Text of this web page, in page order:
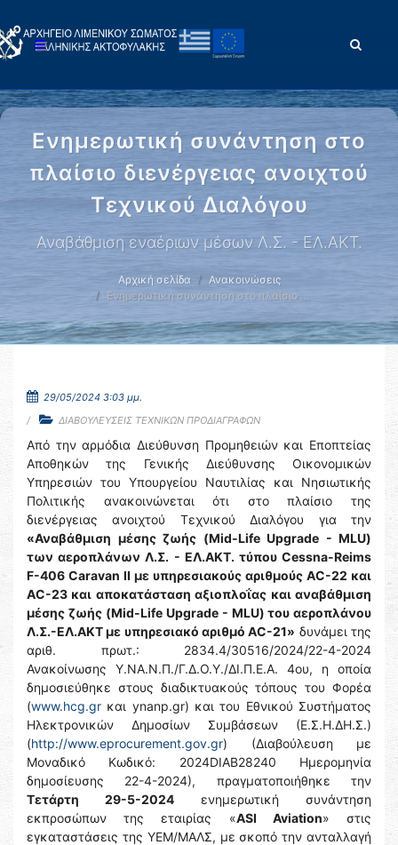
Ενημερωτική συνάντηση στο
πλαίσιο διενέργειας ανοιχτού
Τεχνικού Διαλόγου
Αναβάθμιση εναέριων μέσων Λ.Σ. - ΕΛ.ΑΚΤ.
Αρχική σελίδα
Ανακοινώσεις
Ενημερωτική συνάντηση στο πλαίσιο …
29/05/2024 3:03 μμ.
ΔΙΑΒΟΥΛΕΥΣΕΙΣ ΤΕΧΝΙΚΩΝ ΠΡΟΔΙΑΓΡΑΦΩΝ
Από την αρμόδια Διεύθυνση Προμηθειών και Εποπτείας
Αποθηκών της Γενικής Διεύθυνσης Οικονομικών
Υπηρεσιών του Υπουργείου Ναυτιλίας και Νησιωτικής
Πολιτικής ανακοινώνεται ότι στο πλαίσιο της
διενέργειας ανοιχτού Τεχνικού Διαλόγου για την
«Αναβάθμιση μέσης ζωής (Mid-Life Upgrade - MLU)
των αεροπλάνων Λ.Σ. - ΕΛ.ΑΚΤ. τύπου Cessna-Reims
F-406 Caravan II με υπηρεσιακούς αριθμούς AC-22 και
AC-23 και αποκατάσταση αξιοπλοΐας και αναβάθμιση
μέσης ζωής (Mid-Life Upgrade - MLU) του αεροπλάνου
Λ.Σ.-ΕΛ.ΑΚΤ με υπηρεσιακό αριθμό AC-21» δυνάμει της
αριθ. πρωτ.: 2834.4/30516/2024/22-4-2024
Ανακοίνωσης Υ.ΝΑ.Ν.Π./Γ.Δ.Ο.Υ./ΔΙ.Π.Ε.Α. 4ου, η οποία
δημοσιεύθηκε στους διαδικτυακούς τόπους του Φορέα
(www.hcg.gr και ynanp.gr) και του Εθνικού Συστήματος
Ηλεκτρονικών Δημοσίων Συμβάσεων (Ε.Σ.Η.ΔΗ.Σ.)
(http://www.eprocurement.gov.gr) (Διαβούλευση με
Μοναδικό Κωδικό: 2024DIAB28240 Ημερομηνία
δημοσίευσης 22-4-2024), πραγματοποιήθηκε την
Τετάρτη 29-5-2024 ενημερωτική συνάντηση
εκπροσώπων της εταιρίας «ASI Aviation» στις
εγκαταστάσεις της ΥΕΜ/ΜΑΛΣ, με σκοπό την ανταλλαγή